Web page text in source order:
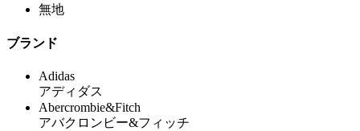
無地
ブランド
Adidas
アディダス
Abercrombie&Fitch
アバクロンビー&フィッチ